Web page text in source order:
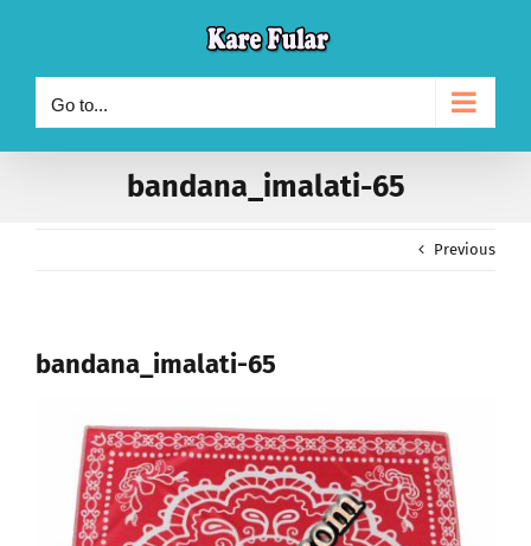
content
Go to...
bandana_imalati-65
Previous
bandana_imalati-65